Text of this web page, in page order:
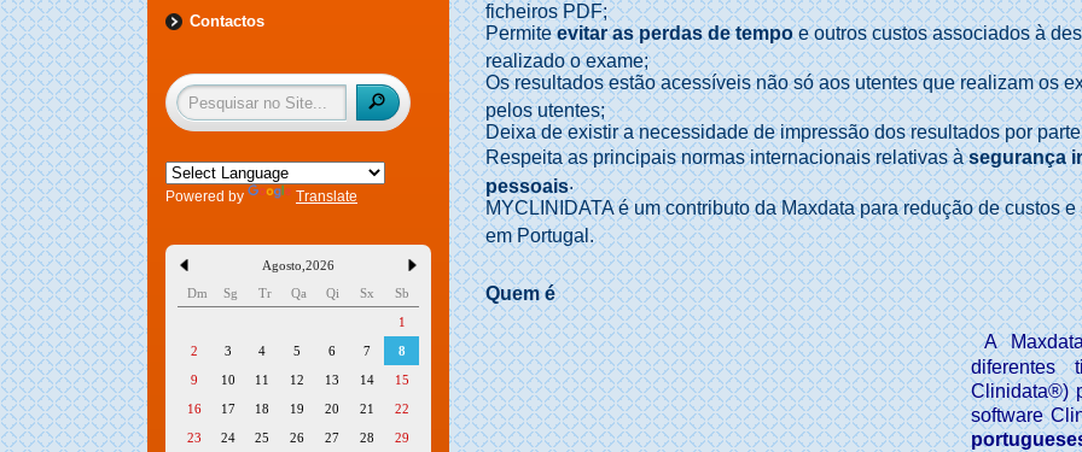
Contactos
Powered by Translate
Agosto 2026
Dm
Sg Tr Qa Qi Sx
Sb
1
2
3 4 5 6 7
8
9
10 11 12 13 14
15
16
17 18 19 20 21
22
23
24 25 26 27 28
29
ficheiros PDF;
Permiteevitar as perdas de tempoe outros custos associados à
realizado o exame;
Os resultados estão acessíveis não só aos utentes que realizam os
pelos utentes;
Deixa de existir a necessidade de impressão dos resultados por
Respeita as principais normas internacionais relativas àsegurança
pessoais.
MYCLINIDATA é um contributo da Maxdata para redução de custos
em Portugal.
Quem é
A
diferentes
Clinidata®)
software